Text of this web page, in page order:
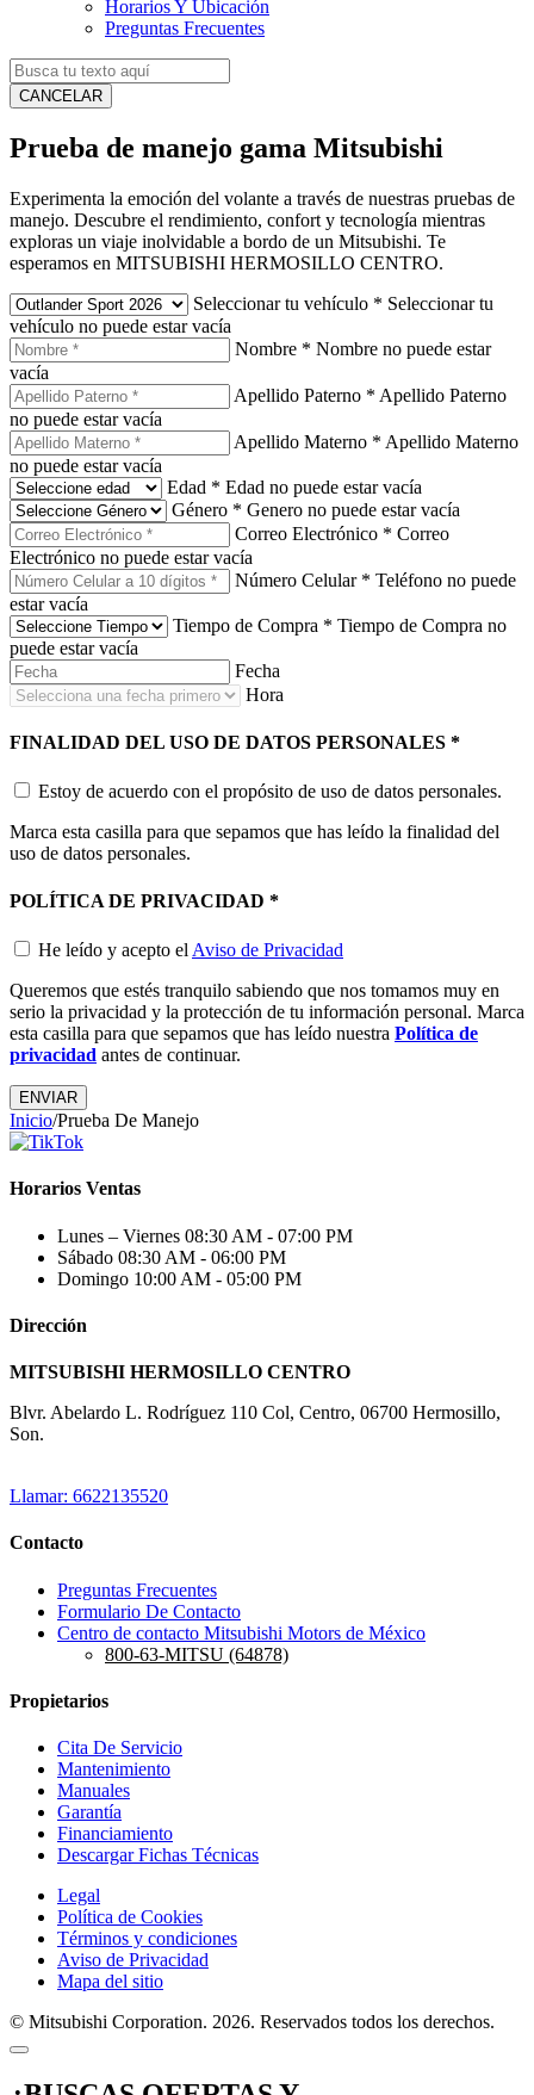
Horarios Y Ubicación
Preguntas Frecuentes
CANCELAR
Prueba de manejo gama Mitsubishi
Experimenta la emoción del volante a través de nuestras pruebas de
manejo. Descubre el rendimiento, confort y tecnología mientras
exploras un viaje inolvidable a bordo de un Mitsubishi. Te
esperamos en MITSUBISHI HERMOSILLO CENTRO.
Seleccionar tu vehículo * Seleccionar tu
vehículo no puede estar vacía
Nombre * Nombre no puede estar
vacía
Apellido Paterno * Apellido Paterno
no puede estar vacía
Apellido Materno * Apellido Materno
no puede estar vacía
Edad * Edad no puede estar vacía
Género * Genero no puede estar vacía
Correo Electrónico * Correo
Electrónico no puede estar vacía
Número Celular * Teléfono no puede
estar vacía
Tiempo de Compra * Tiempo de Compra no
puede estar vacía
Fecha
Hora
FINALIDAD DEL USO DE DATOS PERSONALES *
Estoy de acuerdo con el propósito de uso de datos personales.
Marca esta casilla para que sepamos que has leído la finalidad del
uso de datos personales.
POLÍTICA DE PRIVACIDAD *
He leído y acepto el Aviso de Privacidad
Queremos que estés tranquilo sabiendo que nos tomamos muy en
serio la privacidad y la protección de tu información personal. Marca
esta casilla para que sepamos que has leído nuestra Política de
privacidad antes de continuar.
ENVIAR
Inicio/Prueba De Manejo
Horarios Ventas
Lunes – Viernes 08:30 AM - 07:00 PM
Sábado 08:30 AM - 06:00 PM
Domingo 10:00 AM - 05:00 PM
Dirección
MITSUBISHI HERMOSILLO CENTRO
Blvr. Abelardo L. Rodríguez 110 Col, Centro, 06700 Hermosillo,
Son.
Llamar: 6622135520
Contacto
Preguntas Frecuentes
Formulario De Contacto
Centro de contacto Mitsubishi Motors de México
800-63-MITSU (64878)
Propietarios
Cita De Servicio
Mantenimiento
Manuales
Garantía
Financiamiento
Descargar Fichas Técnicas
Legal
Política de Cookies
Términos y condiciones
Aviso de Privacidad
Mapa del sitio
© Mitsubishi Corporation. 2026. Reservados todos los derechos.